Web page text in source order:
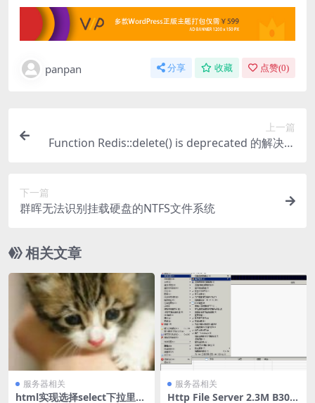
panpan 分享 收藏 点赞(0)
上一篇
Function Redis::delete() is deprecated 的解决方
下一篇
群晖无法识别挂载硬盘的NTFS文件系统
相关文章
服务器相关
html实现选择select下拉里面
服务器相关
Http File Server 2.3M B300